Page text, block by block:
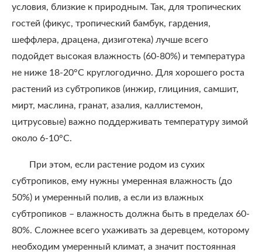
условия, близкие к природным. Так, для тропических
гостей (фикус, тропический бамбук, гардения,
шеффлера, драцена, дизиготека) лучше всего
подойдет высокая влажность (60-80%) и температура
не ниже 18-20°С круглогодично. Для хорошего роста
растений из субтропиков (инжир, глициния, самшит,
мирт, маслина, гранат, азалия, каллистемон,
цитрусовые) важно поддерживать температуру зимой
около 6-10°С.
При этом, если растение родом из сухих
субтропиков, ему нужны умеренная влажность (до
50%) и умеренный полив, а если из влажных
субтропиков – влажность должна быть в пределах 60-
80%. Сложнее всего ухаживать за деревцем, которому
необходим умеренный климат, а значит постоянная